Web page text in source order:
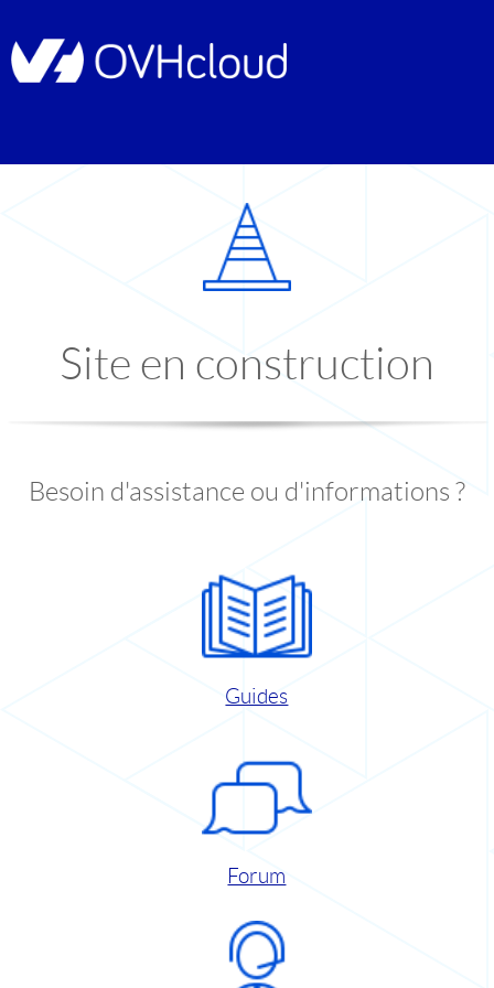
Site en construction
Besoin d'assistance ou d'informations ?
Guides
Forum